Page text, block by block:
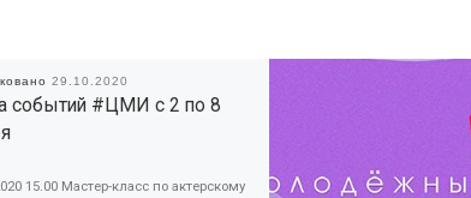
29.10.2020
событий #ЦМИ с 2 по 8
15.00 Мастер-класс по актерскому